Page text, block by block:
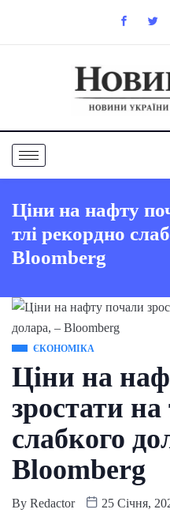
Ціни на нафту
тлі рекордно
Bloomberg
ЄКОНОМІКА
Ціни на
зростати
слабкого
Bloomberg
By Redactor 25 Січня,